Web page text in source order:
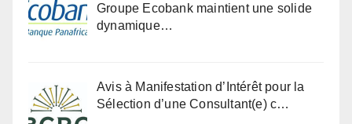
Groupe Ecobank maintient une solide
dynamique…
Avis à Manifestation d’Intérêt pour la
Sélection d’une Consultant(e) c…